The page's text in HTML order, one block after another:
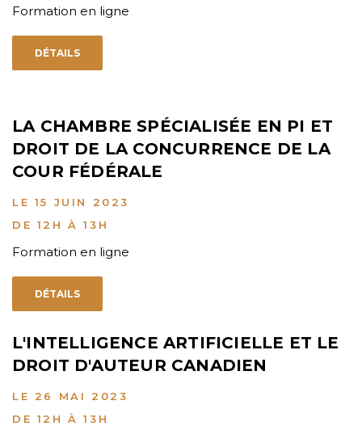
Formation en ligne
DÉTAILS
LA CHAMBRE SPÉCIALISÉE EN PI ET
DROIT DE LA CONCURRENCE DE LA
COUR FÉDÉRALE
LE 15 JUIN 2023
DE 12H À 13H
Formation en ligne
DÉTAILS
L'INTELLIGENCE ARTIFICIELLE ET LE
DROIT D'AUTEUR CANADIEN
LE 26 MAI 2023
DE 12H À 13H